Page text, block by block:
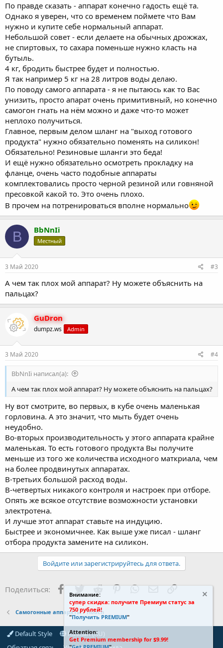
По правде сказать - аппарат конечно гадость ещё та.
Однако я уверен, что со временем поймете что Вам
нужно и купите себе нормальный аппарат.
Небольшой совет - если делаете на обычных дрожжах,
не спиртовых, то сахара поменьше нужно класть на
бутыль.
4 кг, бродить быстрее будет и полностью.
Я так например 5 кг на 28 литров воды делаю.
По поводу самого аппарата - я не пытаюсь как то Вас
унизить, просто апарат очень примитивный, но конечно
самогон гнать на нём можно и даже что-то может
неплохо получиться.
Главное, первым делом шланг на "выход готового
продукта" нужно обязательно поменять на силикон!
Обязательно! Резиновые шланги это беда!
И ещё нужно обязательно осмотреть прокладку на
фланце, очень часто подобные аппараты
комплектовались просто черной резиной или говняной
пресовкой какой то. Это очень плохо.
В прочем на потренироваться вполне нормально
B BbNnIi
Местный
3 Май 2020 #3
А чем так плох мой аппарат? Ну можете объяснить на
пальцах?
GuDron
dumpz.ws Admin
3 Май 2020 #4
BbNnIi написал(а):
А чем так плох мой аппарат? Ну можете объяснить на пальцах?
Ну вот смотрите, во первых, в кубе очень маленькая
горловина. А это значит, что мыть будет очень
неудобно.
Во-вторых производительность у этого аппарата крайне
маленькая. То есть готового продукта Вы получите
меньше из того же количества исходного маткриала, чем
на более продвинутых аппаратах.
В-третьих большой расход воды.
В-четвертых никакого контроля и настроек при отборе.
Опять же всякое отсутствие возможности установки
электротена.
И лучше этот аппарат ставьте на индуцию.
Быстрее и экономичнее. Как выше уже писал - шланг
отбора продукта замените на силикон.
Войдите или зарегистрируйтесь для ответа.
Поделиться: Facebook
TwitterRedditPinterestWhatsAppЭлектронная
Ссылка
Самогонные аппараты / Hooch
Default Style
Russian (RU)
Внимание:
супер скидка: получите Премиум статус за
750 рублей!
"Получить PREMIUM"
Attention:
Get Premium membership for $9.99!